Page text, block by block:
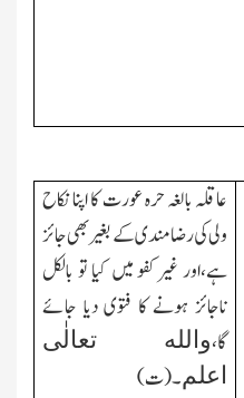
عاقلہ بالغہ حرہ عورت کا اپنا نکاح
ولی کی رضامندی کے بغیر بھی جائز
ہے،اور غیر کفو میں کیا تو بالکل
ناجائز ہونے کا فتوی دیا جائے
گا،والله تعالٰی
اعلم۔(ت)